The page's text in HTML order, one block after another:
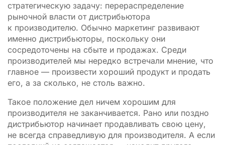
стратегическую задачу: перераспределение
рыночной власти от дистрибьютора
к производителю. Обычно маркетинг развивают
именно дистрибьюторы, поскольку они
сосредоточены на сбыте и продажах. Среди
производителей мы нередко встречали мнение, что
главное — произвести хороший продукт и продать
его, а за сколько, не столь важно.
Такое положение дел ничем хорошим для
производителя не заканчивается. Рано или поздно
дистрибьютор начинает продавливать свою цену,
не всегда справедливую для производителя. А если